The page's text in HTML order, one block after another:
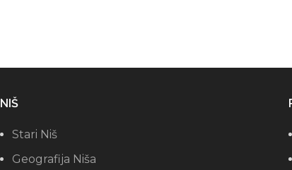
NIŠ
Stari Niš
Geografija Niša